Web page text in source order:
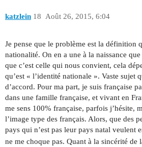
katzlein Août 26, 2015, 6:04
18
Je pense que le problème est la définition
nationalité. On en a une à la naissance
que c’est celle qui nous convient, cela
qu’est « l’identité nationale ». Vaste sujet
d’accord. Pour ma part, je suis française
dans une famille française, et vivant en
me sens 100% française, parfois j’hésite,
l’image type des français. Alors, que des
pays qui n’est pas leur pays natal veulent
ne me choque pas. Quant à la sincérité